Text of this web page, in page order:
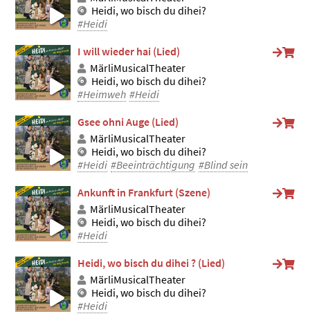
Heidi, wo bisch du dihei?
#Heidi
I will wieder hai (Lied)
MärliMusicalTheater
Heidi, wo bisch du dihei?
#Heimweh #Heidi
Gsee ohni Auge (Lied)
MärliMusicalTheater
Heidi, wo bisch du dihei?
#Heidi #Beeinträchtigung #Blind sein
Ankunft in Frankfurt (Szene)
MärliMusicalTheater
Heidi, wo bisch du dihei?
#Heidi
Heidi, wo bisch du dihei ? (Lied)
MärliMusicalTheater
Heidi, wo bisch du dihei?
#Heidi